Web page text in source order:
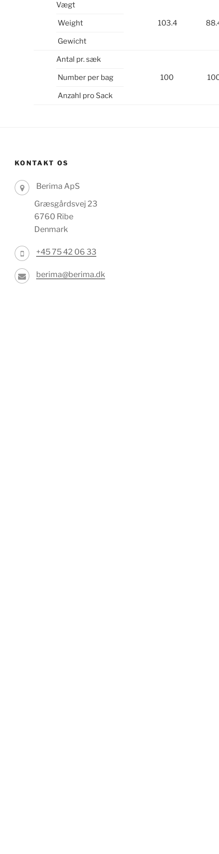
Vægt
103.4
Weight
Gewicht
Antal pr. sæk
100
Number per bag
Anzahl pro Sack
KONTAKT OS
Berima ApS
Græsgårdsvej 23
6760 Ribe
Denmark
+45 75 42 06 33
berima@berima.dk